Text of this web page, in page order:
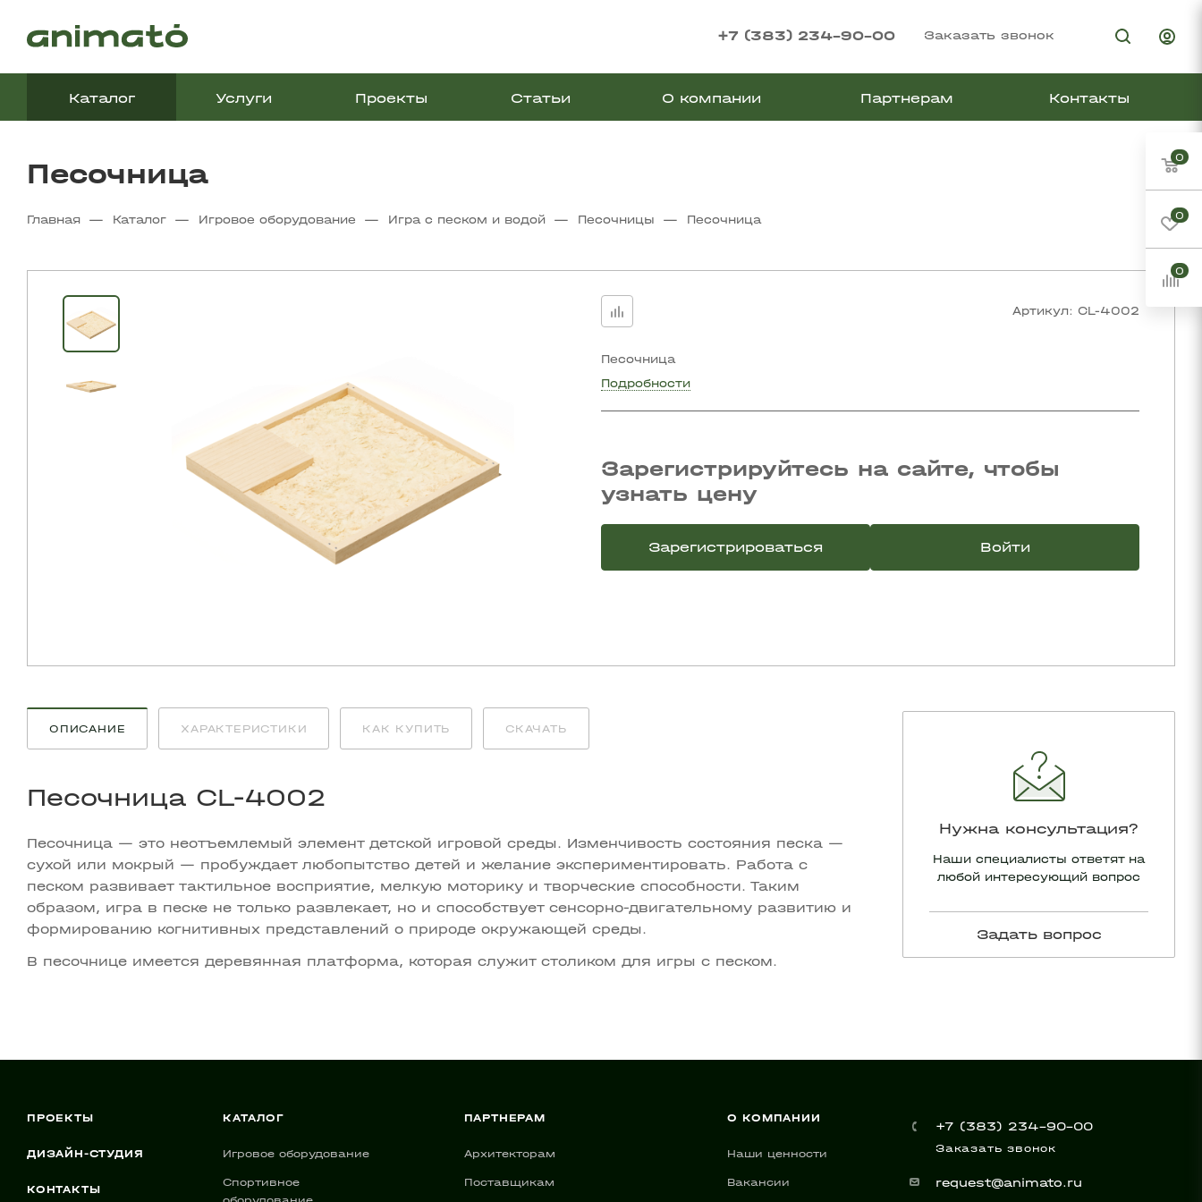
+7 (383) 234-90-00 Заказать звонок
Каталог Услуги Проекты Статьи О компании Партнерам Контакты
Песочница
Главная — Каталог — Игровое оборудование — Игра с песком и водой — Песочницы — Песочница
Артикул: CL-4002
Песочница
Подробности
Зарегистрируйтесь на сайте, чтобы
узнать цену
Зарегистрироваться Войти
ОПИСАНИЕ ХАРАКТЕРИСТИКИ КАК КУПИТЬ СКАЧАТЬ
Песочница CL-4002
Песочница — это неотъемлемый элемент детской игровой среды. Изменчивость состояния песка —
сухой или мокрый — пробуждает любопытство детей и желание экспериментировать. Работа с
песком развивает тактильное восприятие, мелкую моторику и творческие способности. Таким
образом, игра в песке не только развлекает, но и способствует сенсорно-двигательному развитию и
формированию когнитивных представлений о природе окружающей среды.
В песочнице имеется деревянная платформа, которая служит столиком для игры с песком.
Нужна консультация?
Наши специалисты ответят на
любой интересующий вопрос
Задать вопрос
ПРОЕКТЫ
ДИЗАЙН-СТУДИЯ
КОНТАКТЫ
КАТАЛОГ
Игровое оборудование
Спортивное
ПАРТНЕРАМ
Архитекторам
Поставщикам
О КОМПАНИИ
Наши ценности
Вакансии
+7 (383) 234-90-00
Заказать звонок
request@animato.ru
0
0
0